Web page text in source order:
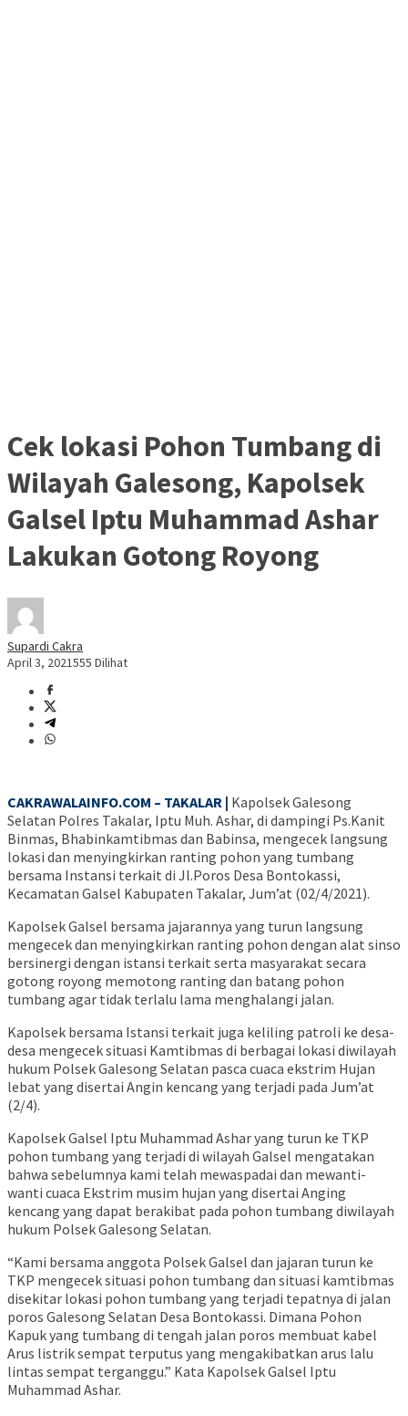
Cek lokasi Pohon Tumbang di
Wilayah Galesong, Kapolsek
Galsel Iptu Muhammad Ashar
Lakukan Gotong Royong
Supardi Cakra
April 3, 2021555 Dilihat
CAKRAWALAINFO.COM – TAKALAR | Kapolsek Galesong
Selatan Polres Takalar, Iptu Muh. Ashar, di dampingi Ps.Kanit
Binmas, Bhabinkamtibmas dan Babinsa, mengecek langsung
lokasi dan menyingkirkan ranting pohon yang tumbang
bersama Instansi terkait di Jl.Poros Desa Bontokassi,
Kecamatan Galsel Kabupaten Takalar, Jum’at (02/4/2021).
Kapolsek Galsel bersama jajarannya yang turun langsung
mengecek dan menyingkirkan ranting pohon dengan alat sinso
bersinergi dengan istansi terkait serta masyarakat secara
gotong royong memotong ranting dan batang pohon
tumbang agar tidak terlalu lama menghalangi jalan.
Kapolsek bersama Istansi terkait juga keliling patroli ke desa-
desa mengecek situasi Kamtibmas di berbagai lokasi diwilayah
hukum Polsek Galesong Selatan pasca cuaca ekstrim Hujan
lebat yang disertai Angin kencang yang terjadi pada Jum’at
(2/4).
Kapolsek Galsel Iptu Muhammad Ashar yang turun ke TKP
pohon tumbang yang terjadi di wilayah Galsel mengatakan
bahwa sebelumnya kami telah mewaspadai dan mewanti-
wanti cuaca Ekstrim musim hujan yang disertai Anging
kencang yang dapat berakibat pada pohon tumbang diwilayah
hukum Polsek Galesong Selatan.
“Kami bersama anggota Polsek Galsel dan jajaran turun ke
TKP mengecek situasi pohon tumbang dan situasi kamtibmas
disekitar lokasi pohon tumbang yang terjadi tepatnya di jalan
poros Galesong Selatan Desa Bontokassi. Dimana Pohon
Kapuk yang tumbang di tengah jalan poros membuat kabel
Arus listrik sempat terputus yang mengakibatkan arus lalu
lintas sempat terganggu.” Kata Kapolsek Galsel Iptu
Muhammad Ashar.